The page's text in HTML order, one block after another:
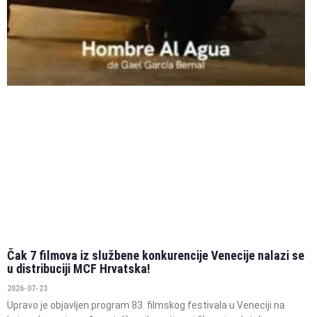
Čak 7 filmova iz službene konkurencije Venecije nalazi se
u distribuciji MCF Hrvatska!
2026-07-23
Upravo je objavljen program 83. filmskog festivala u Veneciji na